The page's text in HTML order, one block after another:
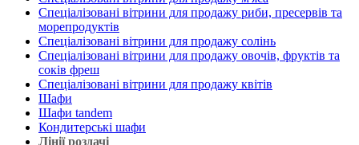
Спеціалізовані вітрини для продажу риби, пресервів та
морепродуктів
Спеціалізовані вітрини для продажу солінь
Спеціалізовані вітрини для продажу овочів, фруктів та
соків фреш
Спеціалізовані вітрини для продажу квітів
Шафи
Шафи tandem
Кондитерські шафи
Лінії роздачі